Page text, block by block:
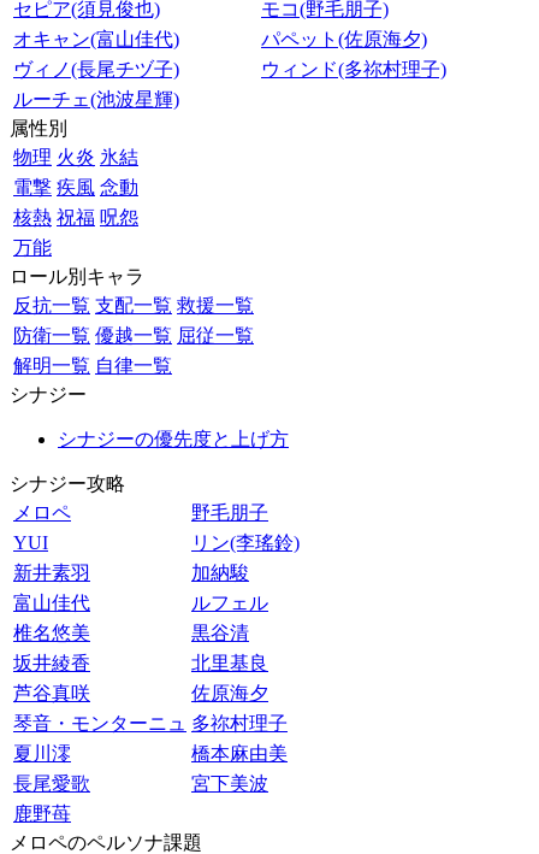
セピア(須見俊也)
モコ(野毛朋子)
オキャン(富山佳代)
パペット(佐原海夕)
ヴィノ(長尾チヅ子)
ウィンド(多祢村理子)
ルーチェ(池波星輝)
属性別
物理 火炎 氷結
電撃 疾風 念動
核熱 祝福 呪怨
万能
ロール別キャラ
反抗一覧 支配一覧 救援一覧
防衛一覧 優越一覧 屈従一覧
解明一覧 自律一覧
シナジー
シナジーの優先度と上げ方
シナジー攻略
メロペ
野毛朋子
YUI
リン(李瑤鈴)
新井素羽
加納駿
富山佳代
ルフェル
椎名悠美
黒谷清
坂井綾香
北里基良
芦谷真咲
佐原海夕
琴音・モンターニュ 多祢村理子
夏川澪
橋本麻由美
長尾愛歌
宮下美波
鹿野苺
メロペのペルソナ課題